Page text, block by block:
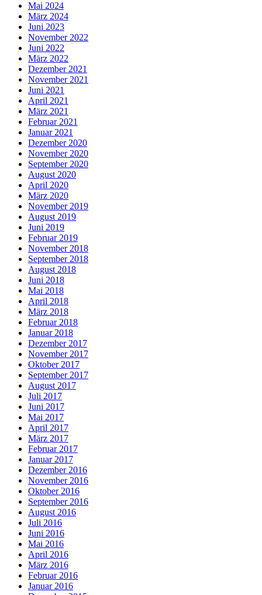
Mai 2024
März 2024
Juni 2023
November 2022
Juni 2022
März 2022
Dezember 2021
November 2021
Juni 2021
April 2021
März 2021
Februar 2021
Januar 2021
Dezember 2020
November 2020
September 2020
August 2020
April 2020
März 2020
November 2019
August 2019
Juni 2019
Februar 2019
November 2018
September 2018
August 2018
Juni 2018
Mai 2018
April 2018
März 2018
Februar 2018
Januar 2018
Dezember 2017
November 2017
Oktober 2017
September 2017
August 2017
Juli 2017
Juni 2017
Mai 2017
April 2017
März 2017
Februar 2017
Januar 2017
Dezember 2016
November 2016
Oktober 2016
September 2016
August 2016
Juli 2016
Juni 2016
Mai 2016
April 2016
März 2016
Februar 2016
Januar 2016